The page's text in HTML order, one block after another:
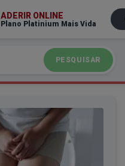
ADERIR ONLINE
Plano Platinium Mais Vida
PESQUISAR